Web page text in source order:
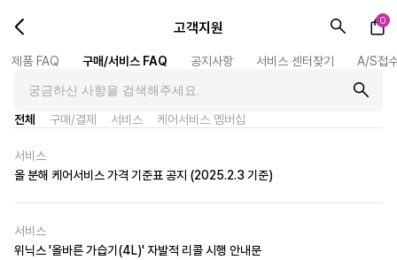
고객지원 0
제품 FAQ 구매/서비스 FAQ 공지사항 서비스 센터찾기 A/S접
전체 구매/결제 서비스 케어서비스 멤버십
서비스
올 분해 케어서비스 가격 기준표 공지 (2025.2.3 기준)
서비스
위닉스 '올바른 가습기(4L)' 자발적 리콜 시행 안내문